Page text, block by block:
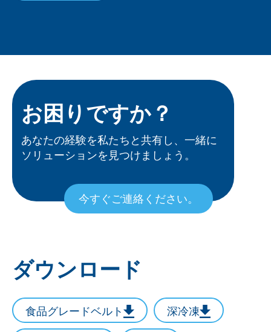
お困りですか？
あなたの経験を私たちと共有し、一緒に
ソリューションを見つけましょう。
今すぐご連絡ください。
ダウンロード
食品グレードベルト 深冷凍